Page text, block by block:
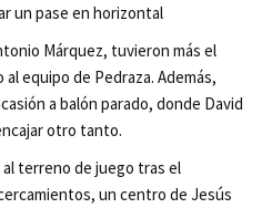
un pase en horizontal
Márquez, tuvieron más el
equipo de Pedraza. Además,
a balón parado, donde David
otro tanto.
al terreno de juego tras el
un centro de Jesús